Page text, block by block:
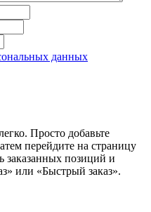
данных
Просто добавьте
перейдите на страницу
заказанных позиций и
или «Быстрый заказ».